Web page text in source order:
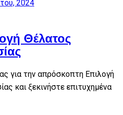
2024
Θέλατος
για την απρόσκοπτη Επιλογή
και ξεκινήστε επιτυχημένα